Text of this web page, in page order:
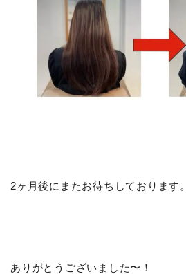
2ヶ月後にまたお待ちしております。
ありがとうございました〜！